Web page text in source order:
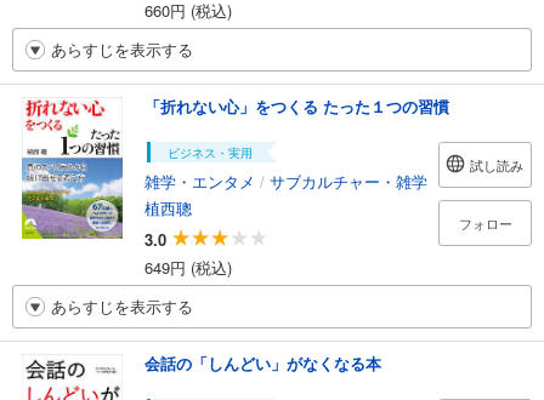
660円 (税込)
あらすじを表示する
「折れない心」をつくる たった１つの習慣
ビジネス・実用
雑学・エンタメ / サブカルチャー・雑学
植西聰
3.0
649円 (税込)
試し読み
フォロー
あらすじを表示する
会話の「しんどい」がなくなる本